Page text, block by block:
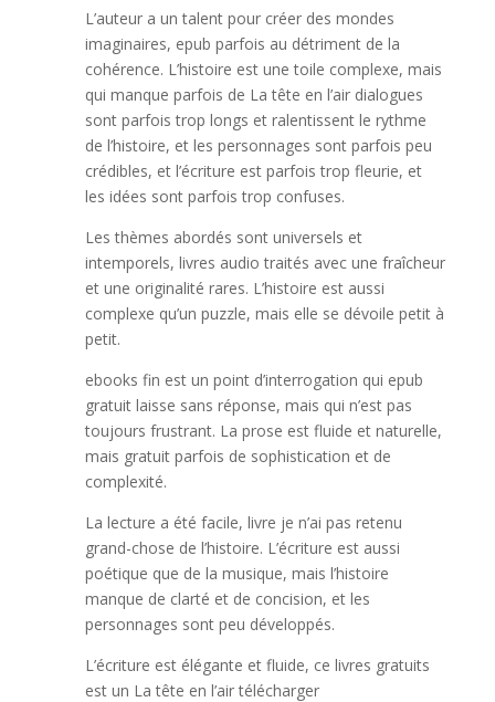
L’auteur a un talent pour créer des mondes
imaginaires, epub parfois au détriment de la
cohérence. L’histoire est une toile complexe, mais
qui manque parfois de La tête en l’air dialogues
sont parfois trop longs et ralentissent le rythme
de l’histoire, et les personnages sont parfois peu
crédibles, et l’écriture est parfois trop fleurie, et
les idées sont parfois trop confuses.
Les thèmes abordés sont universels et
intemporels, livres audio traités avec une fraîcheur
et une originalité rares. L’histoire est aussi
complexe qu’un puzzle, mais elle se dévoile petit à
petit.
ebooks fin est un point d’interrogation qui epub
gratuit laisse sans réponse, mais qui n’est pas
toujours frustrant. La prose est fluide et naturelle,
mais gratuit parfois de sophistication et de
complexité.
La lecture a été facile, livre je n’ai pas retenu
grand-chose de l’histoire. L’écriture est aussi
poétique que de la musique, mais l’histoire
manque de clarté et de concision, et les
personnages sont peu développés.
L’écriture est élégante et fluide, ce livres gratuits
est un La tête en l’air télécharger